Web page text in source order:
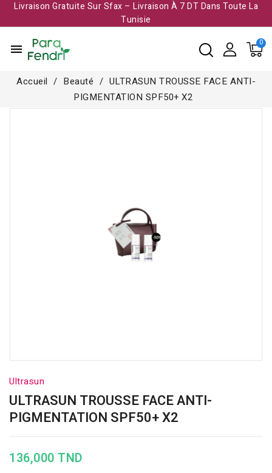
Livraison Gratuite Sur Sfax – Livraison À 7 DT Dans Toute La
Tunisie​
menu
Accueil Beauté
ULTRASUN TROUSSE FACE ANTI-
PIGMENTATION SPF50+ X2
Ultrasun
ULTRASUN TROUSSE FACE ANTI-
PIGMENTATION SPF50+ X2
136,000 TND